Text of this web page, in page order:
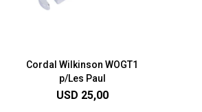
Cordal Wilkinson WOGT1
p/Les Paul
USD 25,00